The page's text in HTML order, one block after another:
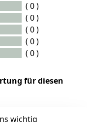
( 0 )
( 0 )
( 0 )
( 0 )
( 0 )
für diesen
wichtig